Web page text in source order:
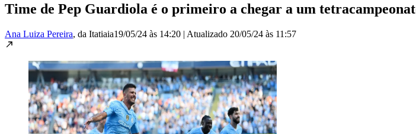
Time de Pep Guardiola é o primeiro a chegar a um
Ana Luiza Pereira, da Itatiaia19/05/24 às 14:20 | Atualizado 20/05/24 às 11:57